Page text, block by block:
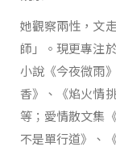
她觀察兩性，文
師」。現更專注
小說《今夜微雨
香》、《焰火情
等；愛情散文集
不是單行道》、